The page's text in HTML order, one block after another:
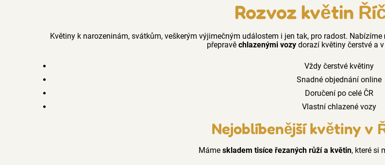
Rozvoz květin
Květiny k narozeninám, svátkům, veškerým výjimečným událostem i jen tak, pro radost. Nabízíme
přepravě chlazenými vozy dorazí květiny čerstvé a
Vždy čerstvé květiny
Snadné objednání online
Doručení po celé ČR
Vlastní chlazené vozy
Nejoblíbenější květiny v
Máme skladem tisíce řezaných růží a květin, které si